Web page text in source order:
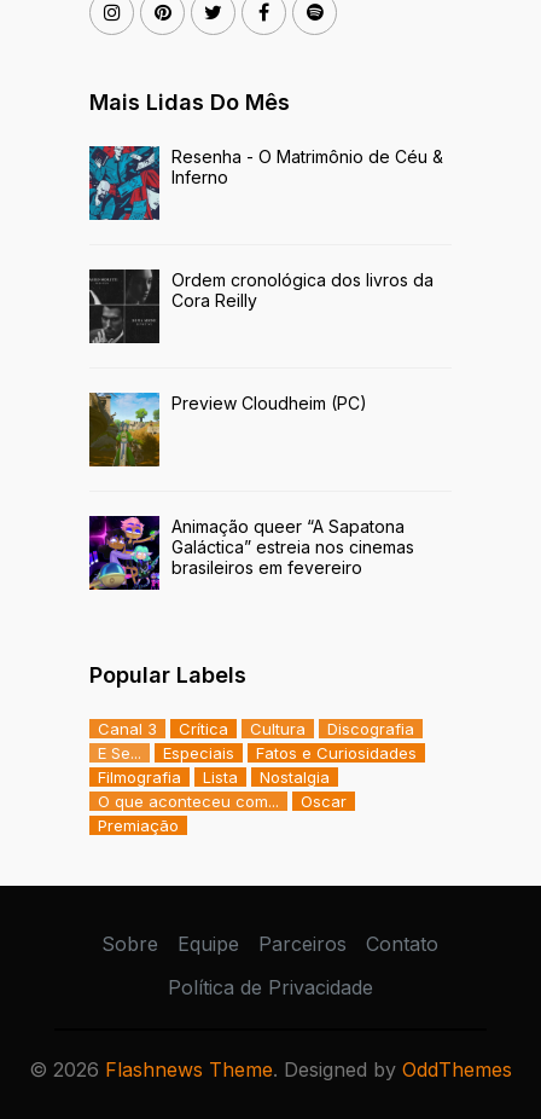
Mais Lidas Do Mês
Resenha - O Matrimônio de Céu &
Inferno
Ordem cronológica dos livros da
Cora Reilly
Preview Cloudheim (PC)
Animação queer “A Sapatona
Galáctica” estreia nos cinemas
brasileiros em fevereiro
Popular Labels
Canal 3 Crítica Cultura
Discografia
E Se...
Especiais
Fatos e Curiosidades
Filmografia
Lista
Nostalgia
O que aconteceu com...
Oscar
Premiação
Sobre Equipe Parceiros
Contato
Política de Privacidade
© 2026 Flashnews Theme. Designed by OddThemes